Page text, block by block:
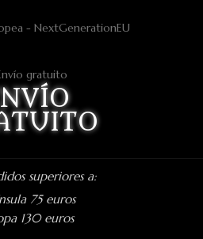
superiores a:
75 euros
130 euros